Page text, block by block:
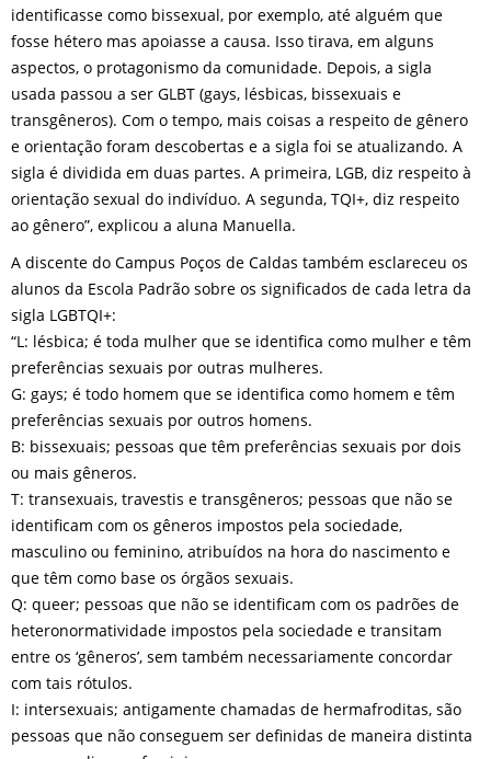
identificasse como bissexual, por exemplo, até alguém que
fosse hétero mas apoiasse a causa. Isso tirava, em alguns
aspectos, o protagonismo da comunidade. Depois, a sigla
usada passou a ser GLBT (gays, lésbicas, bissexuais e
transgêneros). Com o tempo, mais coisas a respeito de gênero
e orientação foram descobertas e a sigla foi se atualizando. A
sigla é dividida em duas partes. A primeira, LGB, diz respeito à
orientação sexual do indivíduo. A segunda, TQI+, diz respeito
ao gênero”, explicou a aluna Manuella.
A discente do Campus Poços de Caldas também esclareceu os
alunos da Escola Padrão sobre os significados de cada letra da
sigla LGBTQI+:
“L: lésbica; é toda mulher que se identifica como mulher e têm
preferências sexuais por outras mulheres.
G: gays; é todo homem que se identifica como homem e têm
preferências sexuais por outros homens.
B: bissexuais; pessoas que têm preferências sexuais por dois
ou mais gêneros.
T: transexuais, travestis e transgêneros; pessoas que não se
identificam com os gêneros impostos pela sociedade,
masculino ou feminino, atribuídos na hora do nascimento e
que têm como base os órgãos sexuais.
Q: queer; pessoas que não se identificam com os padrões de
heteronormatividade impostos pela sociedade e transitam
entre os ‘gêneros’, sem também necessariamente concordar
com tais rótulos.
I: intersexuais; antigamente chamadas de hermafroditas, são
pessoas que não conseguem ser definidas de maneira distinta